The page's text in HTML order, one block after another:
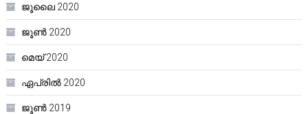
ജൂലൈ 2020
ജൂൺ 2020
മെയ്‌ 2020
ഏപ്രിൽ 2020
ജൂൺ 2019